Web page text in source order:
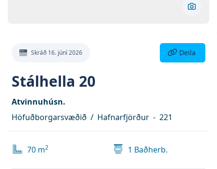
Skoða
Skráð 16. júní 2026 Deila eign
Deila
Stálhella 20
Atvinnuhúsn.
Höfuðborgarsvæðið / Hafnarfjörður - 221
70 m2 1 Baðherb.